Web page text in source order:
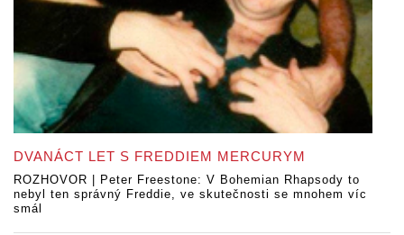
DVANÁCT LET S FREDDIEM MERCURYM
ROZHOVOR | Peter Freestone: V Bohemian Rhapsody to
nebyl ten správný Freddie, ve skutečnosti se mnohem víc
smál